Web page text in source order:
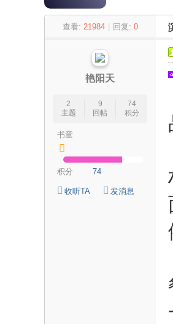
滨
查看: 21984 回复: 0
艳阳天
2
主题
9
回帖
74
积分
书童
积分 74
收听TA 发消息